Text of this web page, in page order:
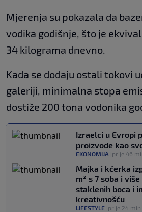
Mjerenja su pokazala da
vodika godišnje, što je
34 kilograma dnevno.
Kada se dodaju ostali tokovi
galeriji, minimalna stopa
dostiže 200 tona vodonika
Izraelci u Evropi
proizvode kao
EKONOMIJA prije 46
Majka i kćerka
m² s 7 soba i
staklenih boca i
kreativnošću
LIFESTYLE prije 24 min.